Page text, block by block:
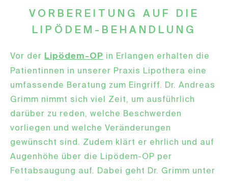
VORBEREITUNG AUF DIE
LIPÖDEM-BEHANDLUNG
Vor der Lipödem-OP in Erlangen erhalten die
Patientinnen in unserer Praxis Lipothera eine
umfassende Beratung zum Eingriff. Dr. Andreas
Grimm nimmt sich viel Zeit, um ausführlich
darüber zu reden, welche Beschwerden
vorliegen und welche Veränderungen
gewünscht sind. Zudem klärt er ehrlich und auf
Augenhöhe über die Lipödem-OP per
Fettabsaugung auf. Dabei geht Dr. Grimm unter